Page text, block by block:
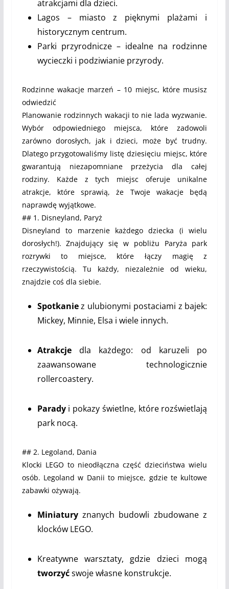
atrakcjami dla dzieci.
Lagos – miasto z pięknymi plażami i
historycznym centrum.
Parki przyrodnicze – idealne na rodzinne
wycieczki i podziwianie przyrody.
Rodzinne wakacje marzeń – 10 miejsc, które musisz
odwiedzić
Planowanie rodzinnych wakacji to nie lada wyzwanie.
Wybór odpowiedniego miejsca, które zadowoli
zarówno dorosłych, jak i dzieci, może być trudny.
Dlatego przygotowaliśmy listę dziesięciu miejsc, które
gwarantują niezapomniane przeżycia dla całej
rodziny. Każde z tych miejsc oferuje unikalne
atrakcje, które sprawią, że Twoje wakacje będą
naprawdę wyjątkowe.
## 1. Disneyland, Paryż
Disneyland to marzenie każdego dziecka (i wielu
dorosłych!). Znajdujący się w pobliżu Paryża park
rozrywki to miejsce, które łączy magię z
rzeczywistością. Tu każdy, niezależnie od wieku,
znajdzie coś dla siebie.
Spotkaniez ulubionymi postaciami z bajek:
Mickey, Minnie, Elsa i wiele innych.
Atrakcjedla każdego: od karuzeli po
zaawansowane technologicznie
rollercoastery.
Paradyi pokazy świetlne, które rozświetlają
park nocą.
## 2. Legoland, Dania
Klocki LEGO to nieodłączna część dzieciństwa wielu
osób. Legoland w Danii to miejsce, gdzie te kultowe
zabawki ożywają.
Miniaturyznanych budowli zbudowane z
klocków LEGO.
Kreatywne warsztaty, gdzie dzieci mogą
tworzyćswoje własne konstrukcje.